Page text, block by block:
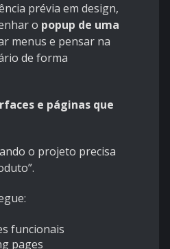
prévia em design,
o popup de uma
menus e pensar na
de forma
e páginas que
o projeto precisa
funcionais
pages